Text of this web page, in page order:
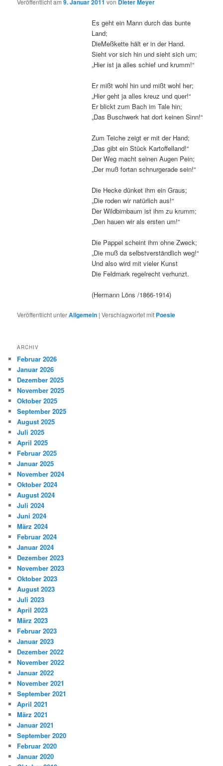
Veröffentlicht am9. Januar 2011 von Dieter Meyer
Es geht ein Mann durch das bunte
Land;
DieMeßkette hält er in der Hand.
Sieht vor sich hin und sieht sich um;
„Hier ist ja alles schief und krumm!“
Er mißt wohl hin und mißt wohl her;
„Hier geht ja alles kreuz und quer!“
Er blickt zum Bach im Tale hin;
„Das Buschwerk hat dort keinen Sinn!“
Zum Teiche zeigt er mit der Hand;
„Das gibt ein Stück Kartoffelland!“
Der Weg macht seinen Augen Pein;
„Der muß fortan schnurgerade sein!“
Die Hecke dünket ihm ein Graus;
„Die roden wir natürlich aus!“
Der Wildbirnbaum ist ihm zu krumm;
„Den hauen wir als ersten um!“
Die Pappel scheint ihm ohne Zweck;
„Die muß da selbstverständlich weg!“
Und also wird mit vieler Kunst
Die Feldmark regelrecht verhunzt.
(Hermann Löns /1866-1914)
Veröffentlicht unterAllgemein |Verschlagwortet mit Poesie
ARCHIV
Februar 2026
Januar 2026
Dezember 2025
November 2025
Oktober 2025
September 2025
August 2025
Juli 2025
April 2025
Februar 2025
Januar 2025
November 2024
Oktober 2024
August 2024
Juli 2024
Juni 2024
März 2024
Februar 2024
Januar 2024
Dezember 2023
November 2023
Oktober 2023
August 2023
Juli 2023
April 2023
März 2023
Februar 2023
Januar 2023
Dezember 2022
November 2022
Januar 2022
November 2021
September 2021
April 2021
März 2021
Januar 2021
September 2020
Februar 2020
Januar 2020